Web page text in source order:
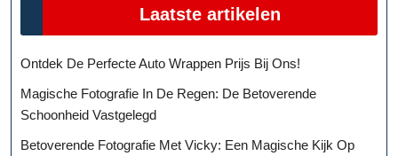
Laatste artikelen
Ontdek De Perfecte Auto Wrappen Prijs Bij Ons!
Magische Fotografie In De Regen: De Betoverende
Schoonheid Vastgelegd
Betoverende Fotografie Met Vicky: Een Magische Kijk Op